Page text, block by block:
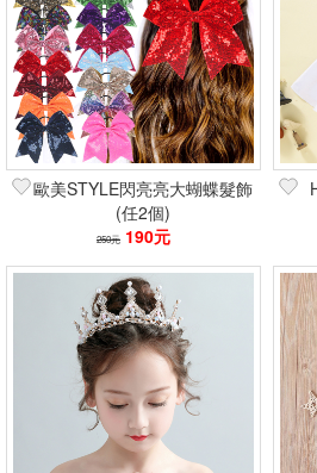
歐美STYLE閃亮亮大蝴蝶髮飾
(任2個)
250元 190元